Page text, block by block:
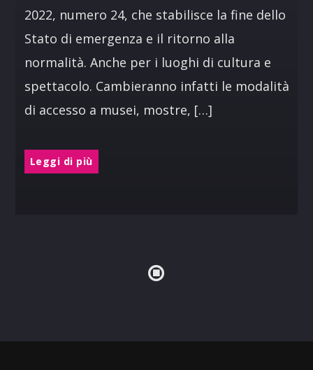
2022, numero 24, che stabilisce la fine dello
Stato di emergenza e il ritorno alla
normalità. Anche per i luoghi di cultura e
spettacolo. Cambieranno infatti le modalità
di accesso a musei, mostre, […]
Leggi di più